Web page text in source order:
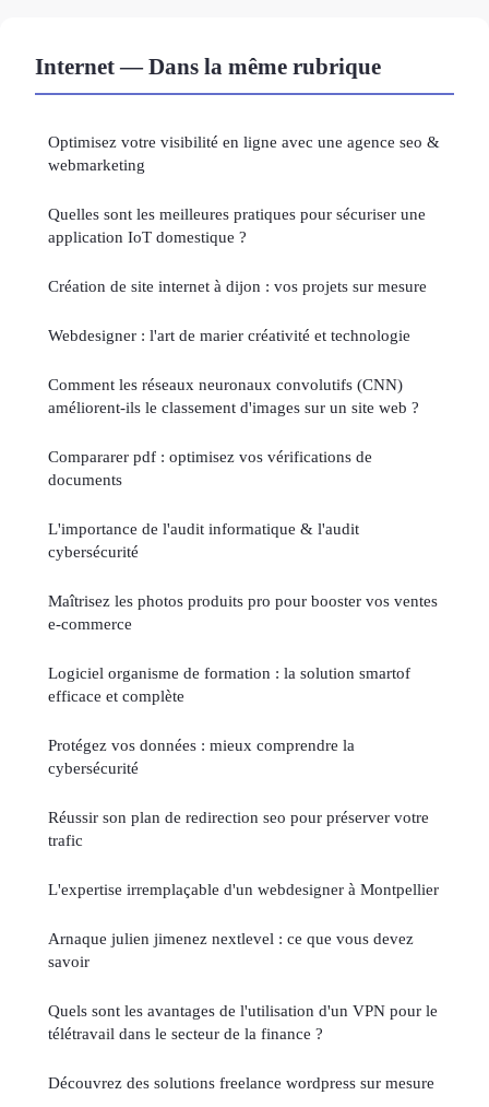
Internet — Dans la même rubrique
Optimisez votre visibilité en ligne avec une agence seo &
webmarketing
Quelles sont les meilleures pratiques pour sécuriser une
application IoT domestique ?
Création de site internet à dijon : vos projets sur mesure
Webdesigner : l'art de marier créativité et technologie
Comment les réseaux neuronaux convolutifs (CNN)
améliorent-ils le classement d'images sur un site web ?
Compararer pdf : optimisez vos vérifications de
documents
L'importance de l'audit informatique & l'audit
cybersécurité
Maîtrisez les photos produits pro pour booster vos ventes
e-commerce
Logiciel organisme de formation : la solution smartof
efficace et complète
Protégez vos données : mieux comprendre la
cybersécurité
Réussir son plan de redirection seo pour préserver votre
trafic
L'expertise irremplaçable d'un webdesigner à Montpellier
Arnaque julien jimenez nextlevel : ce que vous devez
savoir
Quels sont les avantages de l'utilisation d'un VPN pour le
télétravail dans le secteur de la finance ?
Découvrez des solutions freelance wordpress sur mesure